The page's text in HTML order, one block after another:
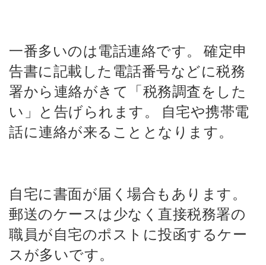
一番多いのは電話連絡です。 確定申
告書に記載した電話番号などに税務
署から連絡がきて「税務調査をした
い」と告げられます。
自宅や携帯電
話に連絡が来ることとなります。
自宅に書面が届く場合もあります。
郵送のケースは少なく直接税務署の
職員が自宅のポストに投函するケー
スが多いです。